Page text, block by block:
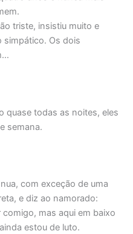
triste, insistiu muito e
simpático. Os dois
quase todas as noites, eles
semana.
com exceção de uma
e diz ao namorado:
mas aqui em baixo
estou de luto.